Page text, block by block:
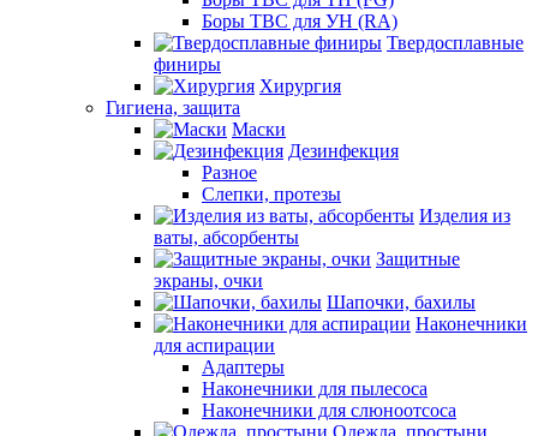
Боры ТВС для УН (RA)
Твердосплавные
финиры
Хирургия
Гигиена, защита
Маски
Дезинфекция
Разное
Слепки, протезы
Изделия из
ваты, абсорбенты
Защитные
экраны, очки
Шапочки, бахилы
Наконечники
для аспирации
Адаптеры
Наконечники для пылесоса
Наконечники для слюноотсоса
Одежда, простыни